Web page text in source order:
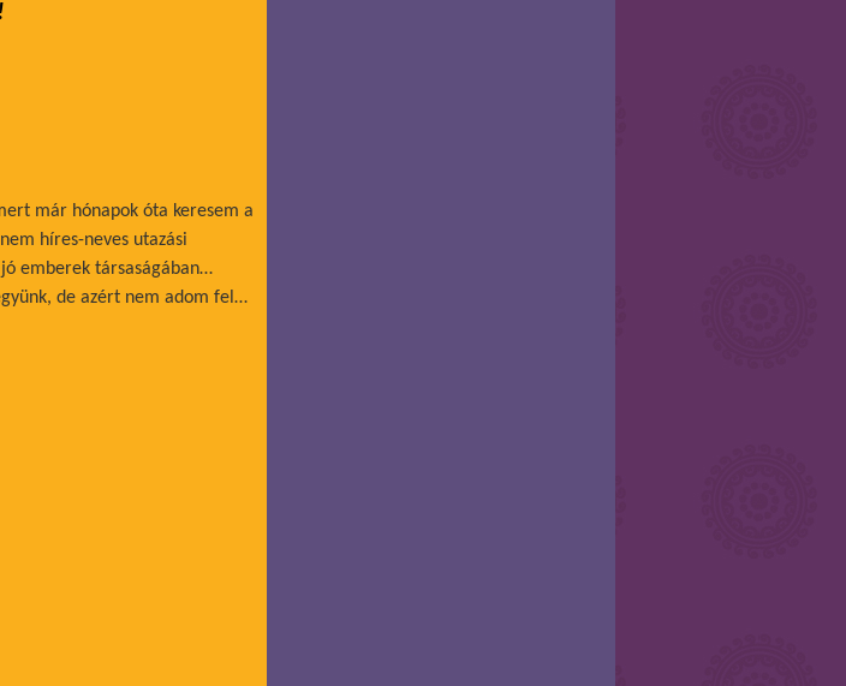
már hónapok óta keresem a
híres-neves utazási
emberek társaságában…
de azért nem adom fel…